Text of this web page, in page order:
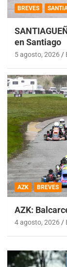
BREVES
en Santiago
5 agosto, 2026
AZK BREVES
AZK:
4 agosto, 2026